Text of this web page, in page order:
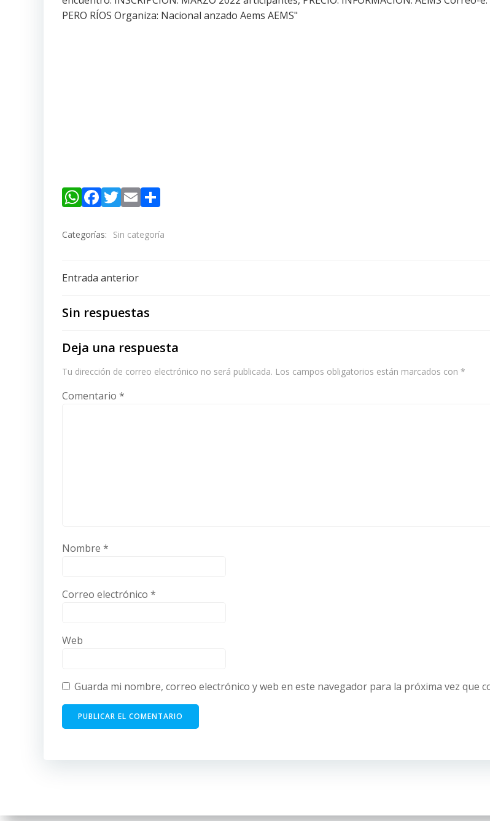
WhatsApp
Facebook
Twitter
Email
Categorías: Sin categoría
Navegación
de
entradas
Entrada anterior
Sin respuestas
Deja una respuesta
Tu dirección de correo electrónico no será publicada. Los campos obligatorios están marcados con *
Comentario *
Nombre *
Correo electrónico *
Web
Guarda mi nombre, correo electrónico y web en este navegador para la próxima vez que